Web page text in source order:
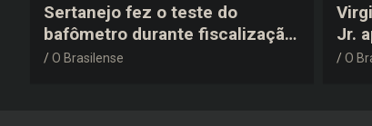
Sertanejo fez o teste do
bafômetro durante fiscalização
na estrada, deu resultado
O Brasilense
Jr.
O